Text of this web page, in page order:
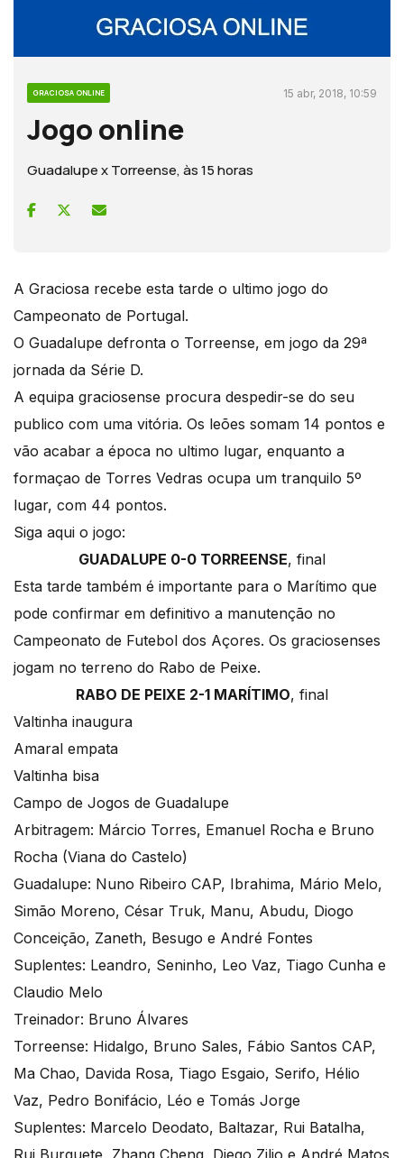
GRACIOSA ONLINE 15 abr, 2018, 10:59
Jogo online
Guadalupe x Torreense, às 15 horas
A Graciosa recebe esta tarde o ultimo jogo do
Campeonato de Portugal.
O Guadalupe defronta o Torreense, em jogo da 29ª
jornada da Série D.
A equipa graciosense procura despedir-se do seu
publico com uma vitória. Os leões somam 14 pontos e
vão acabar a época no ultimo lugar, enquanto a
formaçao de Torres Vedras ocupa um tranquilo 5º
lugar, com 44 pontos.
Siga aqui o jogo:
GUADALUPE 0-0 TORREENSE, final
Esta tarde também é importante para o Marítimo que
pode confirmar em definitivo a manutenção no
Campeonato de Futebol dos Açores. Os graciosenses
jogam no terreno do Rabo de Peixe.
RABO DE PEIXE 2-1 MARÍTIMO, final
Valtinha inaugura
Amaral empata
Valtinha bisa
Campo de Jogos de Guadalupe
Arbitragem: Márcio Torres, Emanuel Rocha e Bruno
Rocha (Viana do Castelo)
Guadalupe: Nuno Ribeiro CAP, Ibrahima, Mário Melo,
Simão Moreno, César Truk, Manu, Abudu, Diogo
Conceição, Zaneth, Besugo e André Fontes
Suplentes: Leandro, Seninho, Leo Vaz, Tiago Cunha e
Claudio Melo
Treinador: Bruno Álvares
Torreense: Hidalgo, Bruno Sales, Fábio Santos CAP,
Ma Chao, Davida Rosa, Tiago Esgaio, Serifo, Hélio
Vaz, Pedro Bonifácio, Léo e Tomás Jorge
Suplentes: Marcelo Deodato, Baltazar, Rui Batalha,